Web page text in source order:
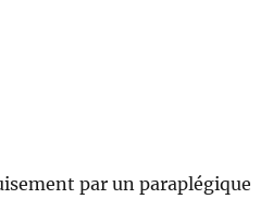
par un paraplégique